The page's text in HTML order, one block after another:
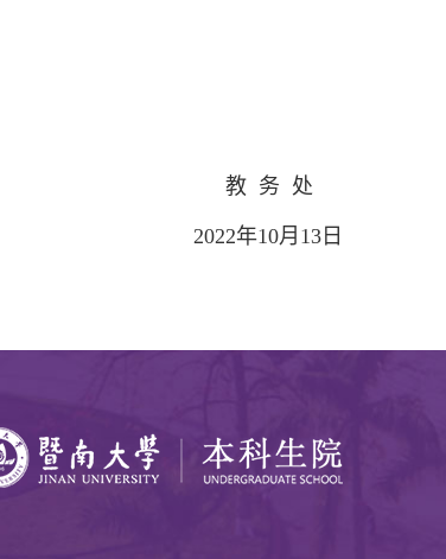
教 务 处
2022年10月 13 日